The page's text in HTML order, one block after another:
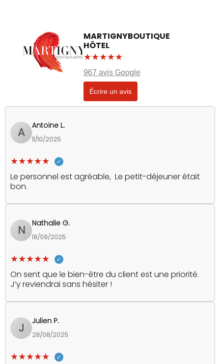
MARTIGNYBOUTIQUE
HÔTEL
★★★★★
967 avis Google
Écrire un avis
A Antoine L.
11/10/2025
★★★★★
Le personnel est agréable, Le petit-déjeuner était
bon.
N Nathalie G.
18/09/2025
★★★★★
On sent que le bien-être du client est une priorité.
J’y reviendrai sans hésiter !
J Julien P.
28/08/2025
★★★★★